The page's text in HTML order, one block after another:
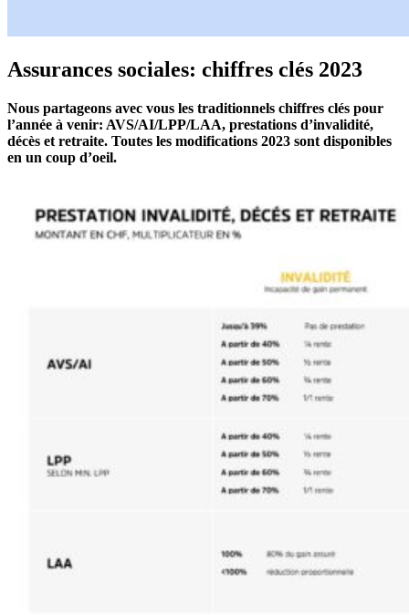
Assurances sociales: chiffres clés 2023
Nous partageons avec vous les traditionnels chiffres clés pour
l’année à venir: AVS/AI/LPP/LAA, prestations d’invalidité,
décès et retraite. Toutes les modifications 2023 sont disponibles
en un coup d’oeil.